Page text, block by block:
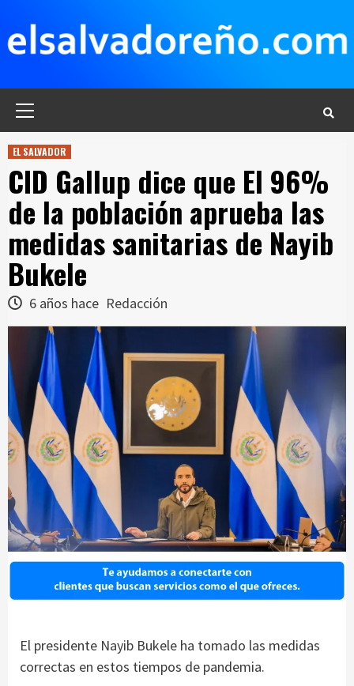
contenido
EL SALVADOR
CID Gallup dice que El 96%
de la población aprueba las
medidas sanitarias de Nayib
Bukele
6 años hace Redacción
El presidente Nayib Bukele ha tomado las medidas
correctas en estos tiempos de pandemia.